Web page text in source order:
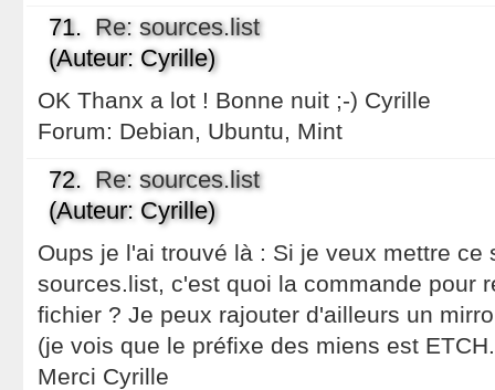
71. Re: sources.list
(Auteur: Cyrille)
OK Thanx a lot ! Bonne nuit ;-) Cyrille
Forum: Debian, Ubuntu, Mint
72. Re: sources.list
(Auteur: Cyrille)
Oups je l'ai trouvé là : Si je veux mettre ce
sources.list, c'est quoi la commande pour
fichier ? Je peux rajouter d'ailleurs un
(je vois que le préfixe des miens est
Merci Cyrille